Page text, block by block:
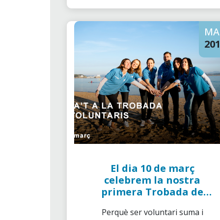
El dia 10 de març
celebrem la nostra
primera Trobada de
Caixa"
Perquè ser voluntari suma i